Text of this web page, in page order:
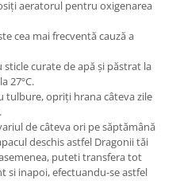
aeratorul pentru oxigenarea
cea mai frecventă cauză a
curate de apă și păstrat la
27ºC.
tulbure, opriți hrana câteva zile
de câteva ori pe săptămână
deschis astfel Dragonii tăi
puteti transfera tot
inapoi, efectuandu-se astfel